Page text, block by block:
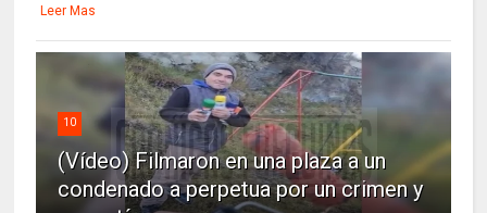
Leer Mas
10
(Vídeo) Filmaron en una plaza a un
condenado a perpetua por un crimen y